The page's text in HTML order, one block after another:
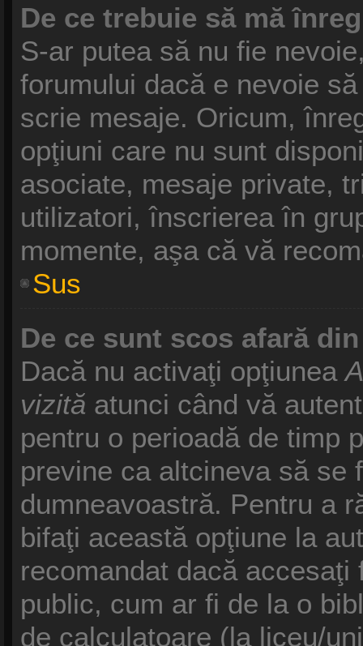
De ce trebuie să mă
S-ar putea să nu fie
forumului dacă e nevoie
scrie mesaje. Oricum,
opţiuni care nu sunt
asociate, mesaje private,
utilizatori, înscrierea în
momente, aşa că vă
Sus
De ce sunt scos afară
Dacă nu activaţi opţiunea
vizită atunci când vă
pentru o perioadă de timp
previne ca altcineva să se
dumneavoastră. Pentru a
bifaţi această opţiune la
recomandat dacă
public, cum ar fi de la o
de calculatoare (la liceu/